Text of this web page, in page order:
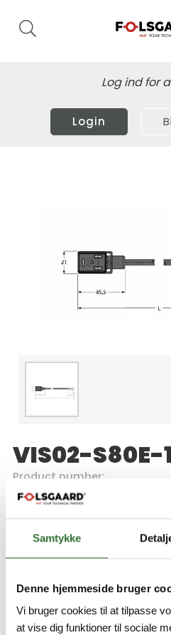
Samtykke
Denne hjemmeside bruger
Vi bruger cookies til at tilpasse
at vise dig funktioner til sociale
Log ind for
Login
VIS02-S80E-
Product number:
Valve connector BI type,
PE, Design according to the
RoHS-compliant, Protection
Protective component:
chemicals and oils, Flame
acids and alkaline
and hydrolysis, LABS-free,